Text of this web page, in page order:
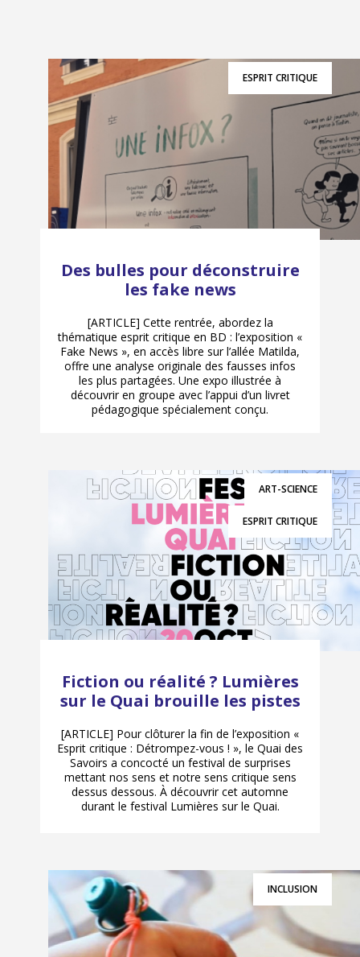
ESPRIT CRITIQUE
Des bulles pour déconstruire
les fake news
[ARTICLE] Cette rentrée, abordez la
thématique esprit critique en BD : l’exposition «
Fake News », en accès libre sur l’allée Matilda,
offre une analyse originale des fausses infos
les plus partagées. Une expo illustrée à
découvrir en groupe avec l’appui d’un livret
pédagogique spécialement conçu.
ART-SCIENCE
ESPRIT CRITIQUE
Fiction ou réalité ? Lumières
sur le Quai brouille les pistes
[ARTICLE] Pour clôturer la fin de l’exposition «
Esprit critique : Détrompez-vous ! », le Quai des
Savoirs a concocté un festival de surprises
mettant nos sens et notre sens critique sens
dessus dessous. À découvrir cet automne
durant le festival Lumières sur le Quai.
INCLUSION